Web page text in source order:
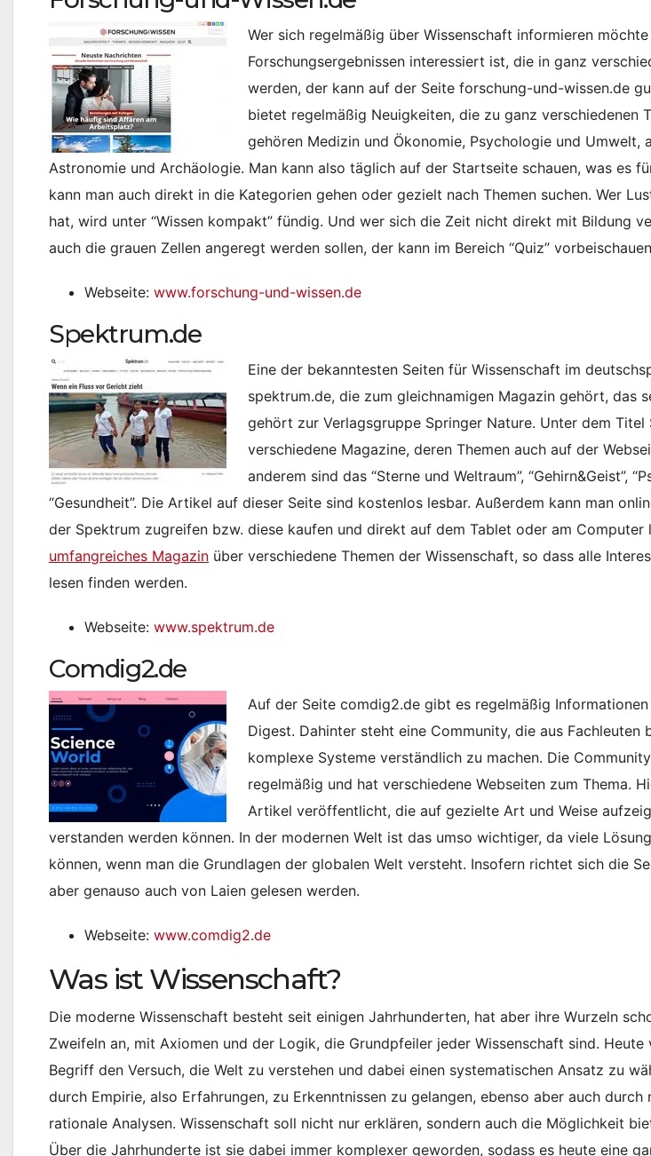
Wer sich regelmäßig über Wissenschaft informieren
Forschungsergebnissen interessiert ist, die in ganz
werden, der kann auf der Seite forschung-und-wissen.de
bietet regelmäßig Neuigkeiten, die zu ganz verschiedenen
gehören Medizin und Ökonomie, Psychologie und Umwelt,
Astronomie und Archäologie. Man kann also täglich auf der Startseite schauen, was es
kann man auch direkt in die Kategorien gehen oder gezielt nach Themen suchen. Wer
hat, wird unter “Wissen kompakt” fündig. Und wer sich die Zeit nicht direkt mit Bildung
auch die grauen Zellen angeregt werden sollen, der kann im Bereich “Quiz”
Webseite: www.forschung-und-wissen.de
Spektrum.de
Eine der bekanntesten Seiten für Wissenschaft im
spektrum.de, die zum gleichnamigen Magazin gehört, das
gehört zur Verlagsgruppe Springer Nature. Unter dem Titel
verschiedene Magazine, deren Themen auch auf der
anderem sind das “Sterne und Weltraum”, “Gehirn&Geist”,
“Gesundheit”. Die Artikel auf dieser Seite sind kostenlos lesbar. Außerdem kann man
der Spektrum zugreifen bzw. diese kaufen und direkt auf dem Tablet oder am Computer
umfangreiches Magazin über verschiedene Themen der Wissenschaft, so dass alle
lesen finden werden.
Webseite: www.spektrum.de
Comdig2.de
Auf der Seite comdig2.de gibt es regelmäßig
Digest. Dahinter steht eine Community, die aus Fachleuten
komplexe Systeme verständlich zu machen. Die
regelmäßig und hat verschiedene Webseiten zum Thema.
Artikel veröffentlicht, die auf gezielte Art und Weise
verstanden werden können. In der modernen Welt ist das umso wichtiger, da viele
können, wenn man die Grundlagen der globalen Welt versteht. Insofern richtet sich die
aber genauso auch von Laien gelesen werden.
Webseite: www.comdig2.de
Was ist Wissenschaft?
Die moderne Wissenschaft besteht seit einigen Jahrhunderten, hat aber ihre Wurzeln
Zweifeln an, mit Axiomen und der Logik, die Grundpfeiler jeder Wissenschaft sind. Heute
Begriff den Versuch, die Welt zu verstehen und dabei einen systematischen Ansatz zu
durch Empirie, also Erfahrungen, zu Erkenntnissen zu gelangen, ebenso aber auch durch
rationale Analysen. Wissenschaft soll nicht nur erklären, sondern auch die Möglichkeit
Über die Jahrhunderte ist sie dabei immer komplexer geworden, sodass es heute eine